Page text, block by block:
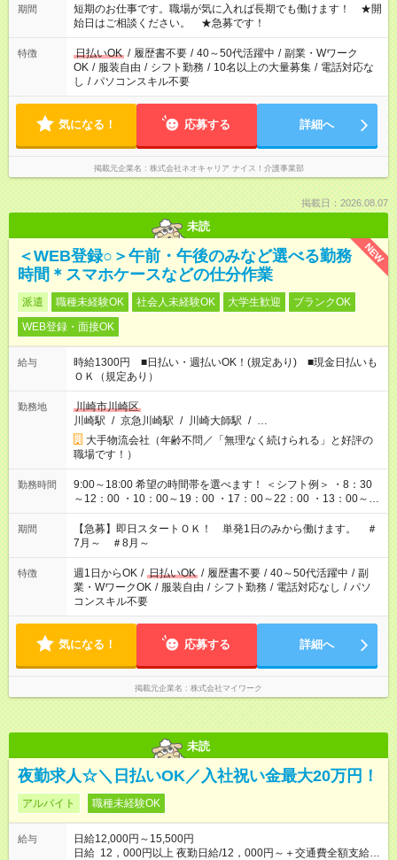
あれば調整できます！ ※シフト制。勤務地により実働時間が異
なります。★家庭の都合でお休みが必要な場合も遠慮なくご相談
ください。
期間
短期のお仕事です。職場が気に入れば長期でも働けます！ ★開
始日はご相談ください。 ★急募です！
特徴 日払いOK / 履歴書不要 / 40～50代活躍中 / 副業・Wワーク
OK / 服装自由 / シフト勤務 / 10名以上の大量募集 / 電話対応な
し / パソコンスキル不要
気になる！ 応募する 詳細へ
掲載元企業名 株式会社ネオキャリア ナイス！介護事業部
掲載日：2026.08.07
未読
NEW
＜WEB登録○＞午前・午後のみなど選べる勤務
時間＊スマホケースなどの仕分作業
派遣 職種未経験OK 社会人未経験OK 大学生歓迎
ブランクOK
WEB登録・面接OK
給与
時給1300円 ■日払い・週払いOK！(規定あり) ■現金日払いも
ＯＫ（規定あり）
勤務地
川崎市川崎区
川崎駅 / 京急川崎駅 / 川崎大師駅 / …
大手物流会社（年齢不問／「無理なく続けられる」と好評の
職場です！）
勤務時間
9:00～18:00 希望の時間帯を選べます！ ＜シフト例＞ ・8：30
～12：00 ・10：00～19：00 ・17：00～22：00 ・13：00～
22：00 ・22：00～翌6：00 など
期間
【急募】即日スタートＯＫ！ 単発1日のみから働けます。 ＃
7月～ ＃8月～
特徴 週1日からOK / 日払いOK / 履歴書不要 / 40～50代活躍中 / 副
業・WワークOK / 服装自由 / シフト勤務 / 電話対応なし / パソ
コンスキル不要
気になる！ 応募する 詳細へ
掲載元企業名 株式会社マイワーク
未読
夜勤求人☆＼日払いOK／入社祝い金最大20万円！
アルバイト 職種未経験OK
給与
日給12,000円～15,500円
日給 12，000円以上 夜勤日給/12，000円～＋交通費全額支給 ◆